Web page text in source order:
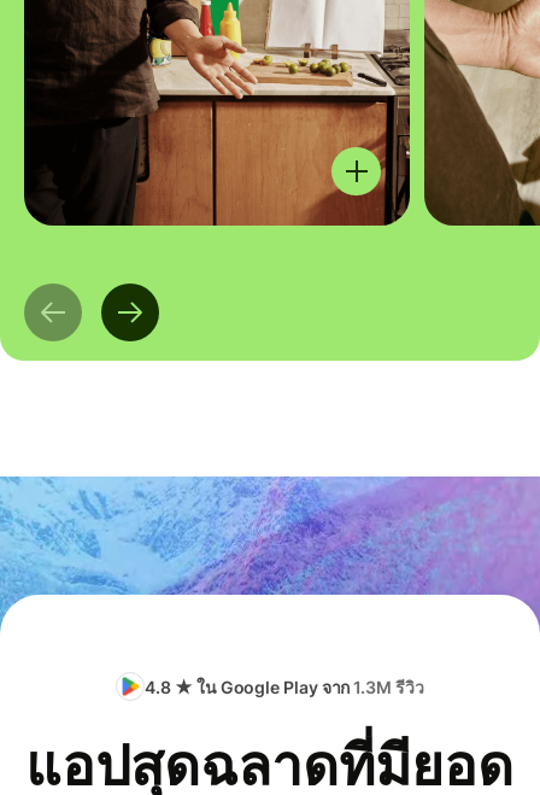
4.8 ★ ใน Google Play จาก1.3M รีวิว
แอปสุดฉลาดที่มียอด